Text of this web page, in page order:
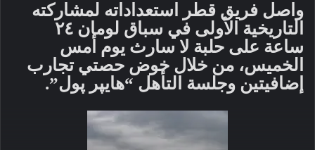
واصل فريق قطر استعداداته لمشاركته
التاريخية الأولى في سباق لومان ٢٤
ساعة على حلبة لا سارث يوم أمس
الخميس، من خلال خوض حصتي تجارب
إضافيتين وجلسة التأهل “هايپر پول”.